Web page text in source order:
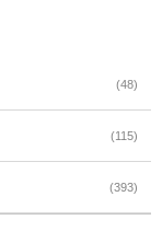
(48)
(115)
(393)